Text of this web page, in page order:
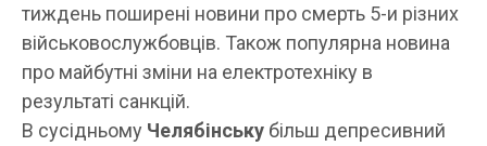
тиждень поширені новини про смерть 5-и різних
військовослужбовців. Також популярна новина
про майбутні зміни на електротехніку в
результаті санкцій.
В сусідньому Челябінську більш депресивний